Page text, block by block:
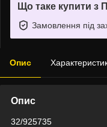
Що таке купити з
Замовлення під
Опис
Опис
32/925735